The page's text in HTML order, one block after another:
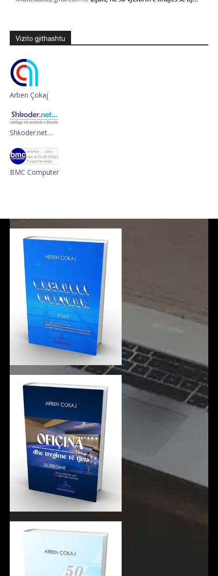
Vizito gjithashtu
Arben Çokaj
Shkoder.net…
BMC Computer